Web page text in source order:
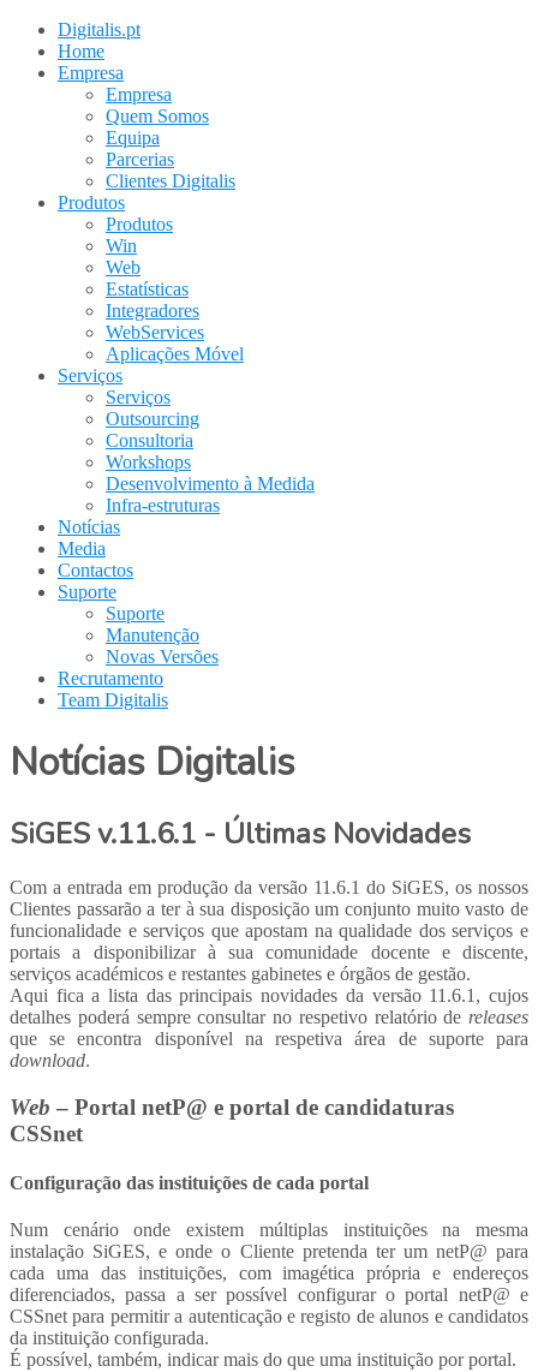
Digitalis.pt
Home
Empresa
Empresa
Quem Somos
Equipa
Parcerias
Clientes Digitalis
Produtos
Produtos
Win
Web
Estatísticas
Integradores
WebServices
Aplicações Móvel
Serviços
Serviços
Outsourcing
Consultoria
Workshops
Desenvolvimento à Medida
Infra-estruturas
Notícias
Media
Contactos
Suporte
Suporte
Manutenção
Novas Versões
Recrutamento
Team Digitalis
Notícias Digitalis
SiGES v.11.6.1 - Últimas Novidades
Com a entrada em produção da versão 11.6.1 do SiGES, os nossos
Clientes passarão a ter à sua disposição um conjunto muito vasto de
funcionalidade e serviços que apostam na qualidade dos serviços e
portais a disponibilizar à sua comunidade docente e discente,
serviços académicos e restantes gabinetes e órgãos de gestão.
Aqui fica a lista das principais novidades da versão 11.6.1, cujos
detalhes poderá sempre consultar no respetivo relatório de releases
que se encontra disponível na respetiva área de suporte para
download.
Web – Portal netP@ e portal de candidaturas
CSSnet
Configuração das instituições de cada portal
Num cenário onde existem múltiplas instituições na mesma
instalação SiGES, e onde o Cliente pretenda ter um netP@ para
cada uma das instituições, com imagética própria e endereços
diferenciados, passa a ser possível configurar o portal netP@ e
CSSnet para permitir a autenticação e registo de alunos e candidatos
da instituição configurada.
É possível, também, indicar mais do que uma instituição por portal.